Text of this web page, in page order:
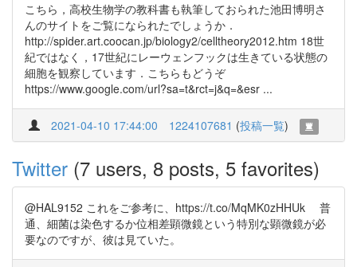
こちら，高校生物学の教科書も執筆しておられた池田博明さ
んのサイトをご覧になられたでしょうか．
http://spider.art.coocan.jp/biology2/celltheory2012.htm 18世
紀ではなく，17世紀にレーウェンフックは生きている状態の
細胞を観察しています．こちらもどうぞ
https://www.google.com/url?sa=t&rct=j&q=&esr ...
2021-04-10 17:44:00 1224107681 (投稿一覧)
Twitter (7 users, 8 posts, 5 favorites)
@HAL9152 これをご参考に、https://t.co/MqMK0zHHUk 普
通、細菌は染色するか位相差顕微鏡という特別な顕微鏡が必
要なのですが、彼は見ていた。